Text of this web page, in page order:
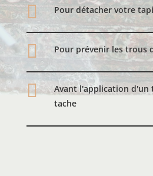
 Pour détacher votre
 Pour prévenir les trous

Avant l'application
tache